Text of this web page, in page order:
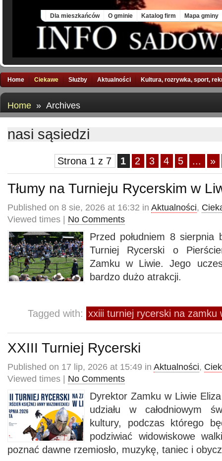
Dla mieszkańców O gminie Katalog firm Mapa gminy
Home Ciekawe Służby Aktualności Kultura, rozrywka, sport,
Home » Archives
nasi sąsiedzi
Strona 1 z 7 1 2 3 4 5 ... »
Tłumy na Turnieju Rycerskim w
Published on 8 sie, 2026 at 16:32 in Aktualności,
Viewed times | No Comments
Przed południem 8 sierpnia
Turniej Rycerski o
Zamku w Liwie. Jego
bardzo dużo atrakcji.
Tagged with: xxiii turniej rycerski na zamku
XXIII Turniej Rycerski
Published on 17 lip, 2026 at 15:49 in Aktualności,
Viewed times | No Comments
Dyrektor Zamku w Liwie
udziału w całodniowym
kultury, podczas którego
podziwiać widowiskowe
poznać dawne rzemiosło, muzykę, taniec i